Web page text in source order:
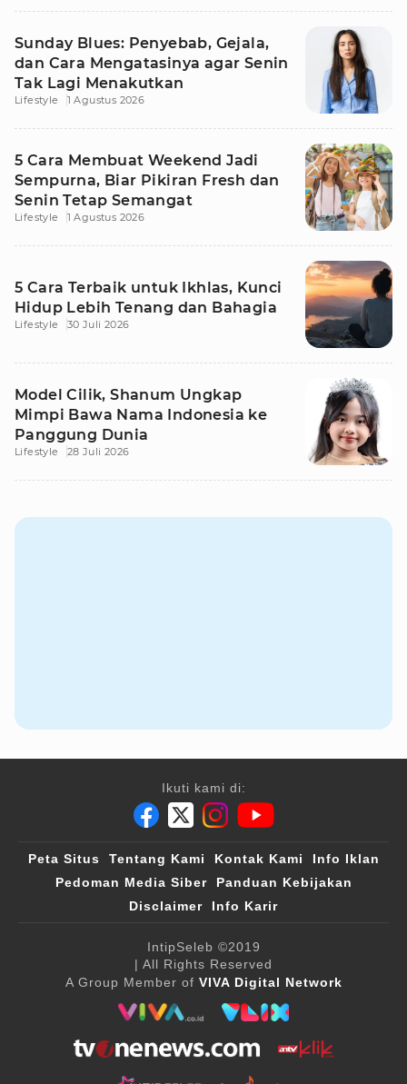
Sunday Blues: Penyebab, Gejala,
dan Cara Mengatasinya agar Senin
Tak Lagi Menakutkan
Lifestyle 1 Agustus 2026
5 Cara Membuat Weekend Jadi
Sempurna, Biar Pikiran Fresh dan
Senin Tetap Semangat
Lifestyle 1 Agustus 2026
5 Cara Terbaik untuk Ikhlas, Kunci
Hidup Lebih Tenang dan Bahagia
Lifestyle 30 Juli 2026
Model Cilik, Shanum Ungkap
Mimpi Bawa Nama Indonesia ke
Panggung Dunia
Lifestyle 28 Juli 2026
Ikuti kami di:
Peta Situs Tentang Kami Kontak Kami
Info Iklan
Pedoman Media Siber
Panduan Kebijakan
Disclaimer
Info Karir
IntipSeleb ©2019
| All Rights Reserved
A Group Member of VIVA Digital Network